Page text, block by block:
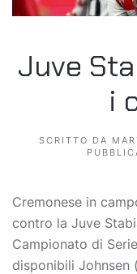
Juve
i
SCRITTO DA
Cremonese in
contro la Juve
Campionato di
disponibili Johnsen